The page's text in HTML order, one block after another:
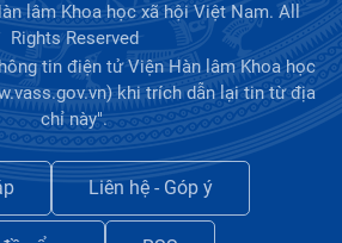
lâm Khoa học xã hội Việt Nam. All
Rights Reserved
tin điện tử Viện Hàn lâm Khoa học
khi trích dẫn lại tin từ địa
chỉ này".
Liên hệ - Góp ý